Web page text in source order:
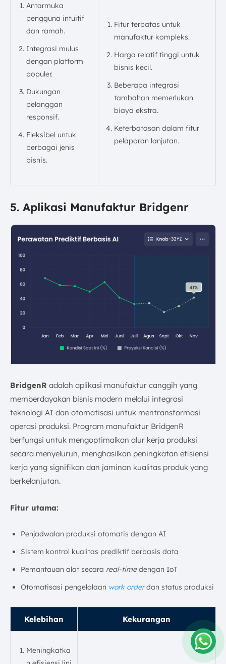
Antarmuka
pengguna intuitif
dan ramah.
Integrasi mulus
dengan platform
populer.
Dukungan
pelanggan
responsif.
Fleksibel untuk
berbagai jenis
bisnis.
Fitur terbatas untuk
manufaktur kompleks.
Harga relatif tinggi untuk
bisnis kecil.
Beberapa integrasi
tambahan memerlukan
biaya ekstra.
Keterbatasan dalam fitur
pelaporan lanjutan.
5. Aplikasi Manufaktur Bridgenr
BridgenR adalah aplikasi manufaktur canggih yang
memberdayakan bisnis modern melalui integrasi
teknologi AI dan otomatisasi untuk mentransformasi
operasi produksi. Program manufaktur BridgenR
berfungsi untuk mengoptimalkan alur kerja produksi
secara menyeluruh, menghasilkan peningkatan efisiensi
kerja yang signifikan dan jaminan kualitas produk yang
berkelanjutan.
Fitur utama:
Penjadwalan produksi otomatis dengan AI
Sistem kontrol kualitas prediktif berbasis data
Pemantauan alat secara real-timedengan IoT
Otomatisasi pengelolaan work orderdan status produksi
Kelebihan Kekurangan
Meningkatka
Amelia